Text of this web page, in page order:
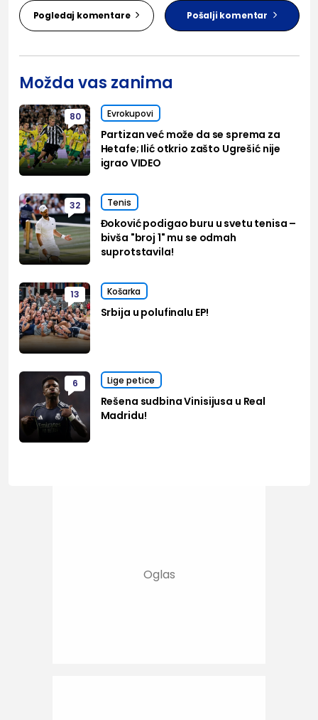
Pogledaj komentare Pošalji komentar
Možda vas zanima
80 Evrokupovi
Partizan već može da se sprema za
Hetafe; Ilić otkrio zašto Ugrešić nije
igrao VIDEO
32 Tenis
Đoković podigao buru u svetu tenisa –
bivša "broj 1" mu se odmah
suprotstavila!
13 Košarka
Srbija u polufinalu EP!
6 Lige petice
Rešena sudbina Vinisijusa u Real
Madridu!